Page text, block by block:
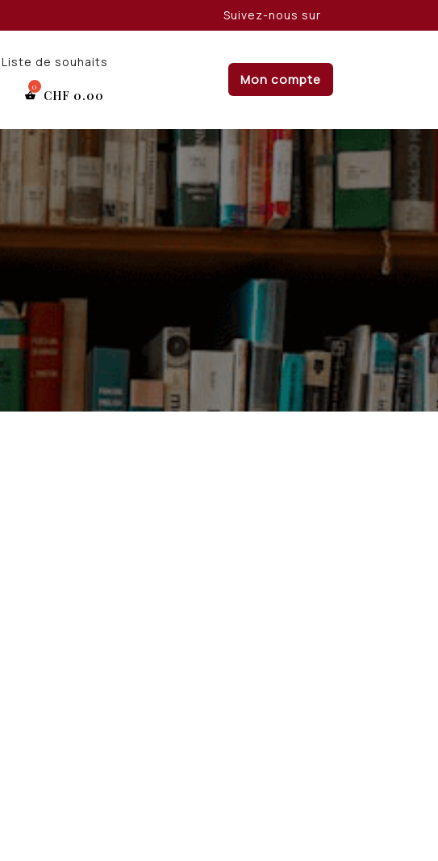
Suivez-nous sur
Liste de souhaits
CHF 0.00
Mon compte